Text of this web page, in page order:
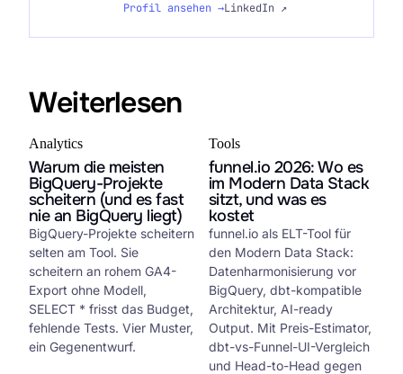
Profil ansehen →LinkedIn ↗
Weiterlesen
Analytics
Warum die meisten
BigQuery-Projekte
scheitern (und es fast
nie an BigQuery liegt)
BigQuery-Projekte scheitern
selten am Tool. Sie
scheitern an rohem GA4-
Export ohne Modell,
SELECT * frisst das Budget,
fehlende Tests. Vier Muster,
ein Gegenentwurf.
Tools
funnel.io 2026: Wo es
im Modern Data Stack
sitzt, und was es
kostet
funnel.io als ELT-Tool für
den Modern Data Stack:
Datenharmonisierung vor
BigQuery, dbt-kompatible
Architektur, AI-ready
Output. Mit Preis-Estimator,
dbt-vs-Funnel-UI-Vergleich
und Head-to-Head gegen